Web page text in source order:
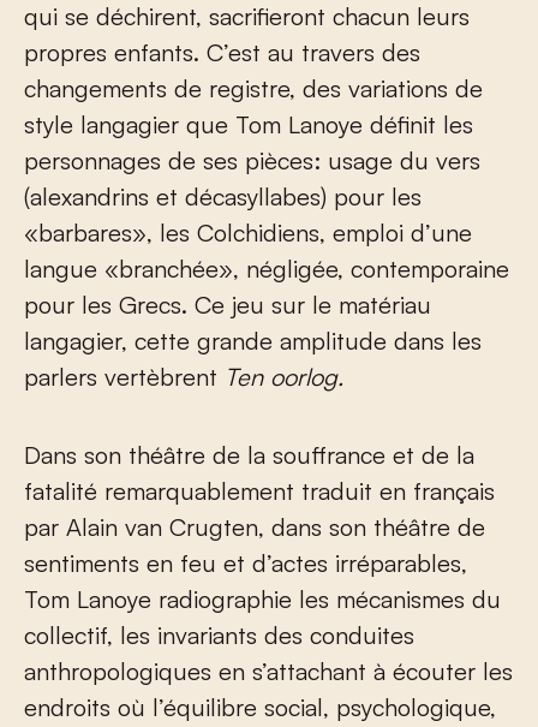
qui se déchirent, sacrifieront chacun leurs
propres enfants. C’est au travers des
changements de registre, des variations de
style langagier que Tom Lanoye définit les
personnages de ses pièces: usage du vers
(alexandrins et décasyllabes) pour les
«barbares», les Colchidiens, emploi d’une
langue «branchée», négligée, contemporaine
pour les Grecs. Ce jeu sur le matériau
langagier, cette grande amplitude dans les
parlers vertèbrent Ten oorlog.
Dans son théâtre de la souffrance et de la
fatalité remarquablement traduit en français
par Alain van Crugten, dans son théâtre de
sentiments en feu et d’actes irréparables,
Tom Lanoye radiographie les mécanismes du
collectif, les invariants des conduites
anthropologiques en s’attachant à écouter les
endroits où l’équilibre social, psychologique,